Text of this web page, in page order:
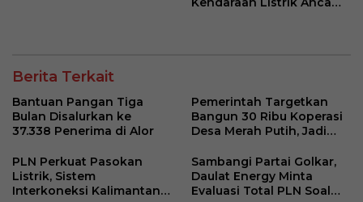
Berita Terkait
Bantuan Pangan Tiga
Bulan Disalurkan ke
37.338 Penerima di Alor
Pemerintah Targetkan
Bangun 30 Ribu Koperasi
Desa Merah Putih, Jadi
dan Penggerak Ekonomi
Desa
PLN Perkuat Pasokan
Listrik, Sistem
Interkoneksi Kalimantan
Sambangi Partai Golkar,
Daulat Energy Minta
Evaluasi Total PLN Soal